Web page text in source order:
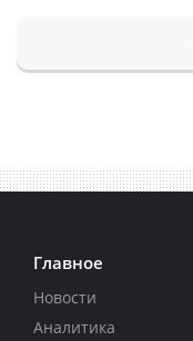
Главное
Новости
Аналитика